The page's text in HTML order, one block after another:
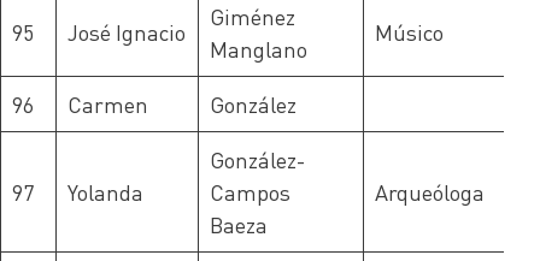
95 José Ignacio
Giménez
Manglano
Músico
96 Carmen González
97 Yolanda
González-
Campos
Baeza
Arqueóloga